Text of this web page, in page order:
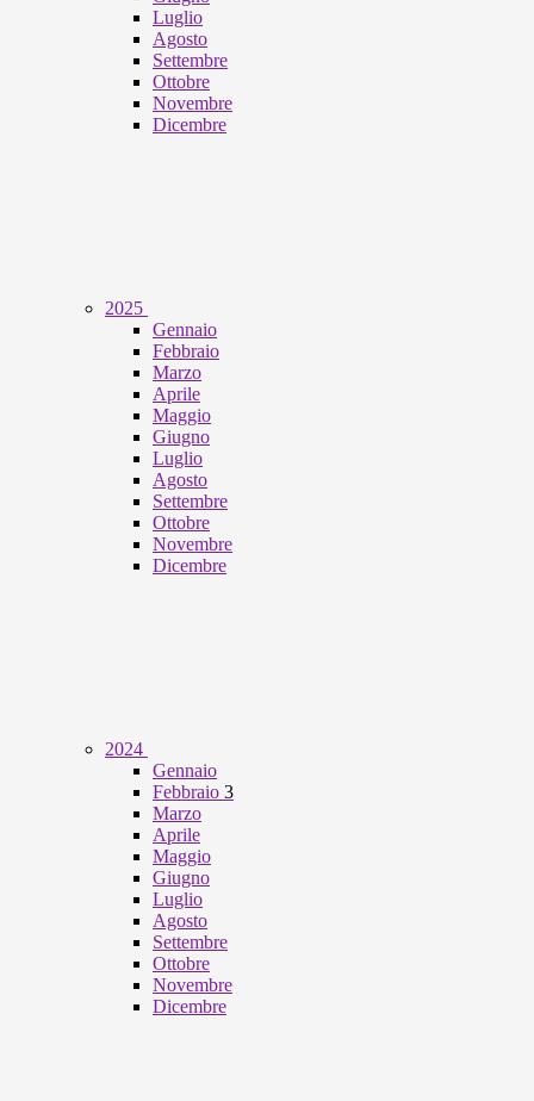
Luglio
Agosto
Settembre
Ottobre
Novembre
Dicembre
2025
Gennaio
Febbraio
Marzo
Aprile
Maggio
Giugno
Luglio
Agosto
Settembre
Ottobre
Novembre
Dicembre
2024
Gennaio
Febbraio 3
Marzo
Aprile
Maggio
Giugno
Luglio
Agosto
Settembre
Ottobre
Novembre
Dicembre